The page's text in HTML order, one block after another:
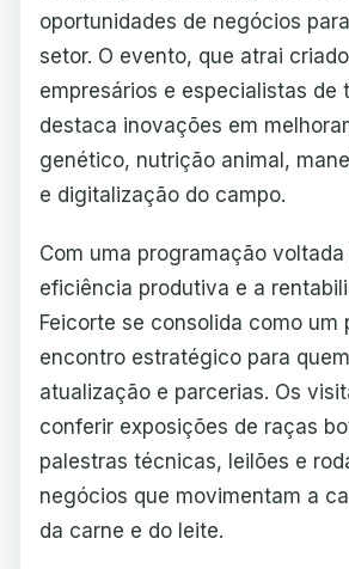
oportunidades de negócios
setor. O evento, que atrai
empresários e especialistas de
destaca inovações em
genético, nutrição animal,
e digitalização do campo.
Com uma programação voltada
eficiência produtiva e a
Feicorte se consolida como um
encontro estratégico para
atualização e parcerias. Os
conferir exposições de raças
palestras técnicas, leilões e
negócios que movimentam a
da carne e do leite.